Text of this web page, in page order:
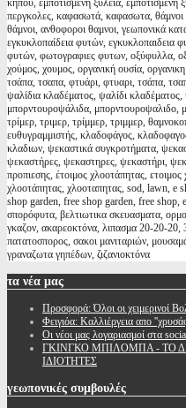
κήπου, εμποτισμένη ξυλεία, εμποτισμενη
περγκολες, καφασωτά, καφασωτα, θάμνοι
θάμνοι, ανθοφοροι θαμνοι, γεωπονικά
εγκυκλοπαίδεια φυτών,
φυτών, φωτογραφιες φυτων, οξύφυλλα,
χούμος, χουμος, οργανική ουσία,
τσάπα, τσαπα, φτυάρι, φτυαρι, τσάπα,
ψαλίδια κλαδέματος, ψαλίδι
μπορντουροψάλιδα, μπορντουροψαλιδο,
τρίμερ, τριμερ, τρίμμερ, τριμμερ,
ευθυγραμμιστής, κλαδοφάγος,
κλαδιων, ψεκαστικά συγκροτήματα,
ψεκαστήρες, ψεκαστηρες, ψεκαστήρι,
προπιεσης, έτοιμος χλοοτάπητας,
χλοοτάπητας, χλοοταπητας, sod, lawn, e
shop garden, free shop garden, free shop,
σπορόφυτα, βελτιωτικα σκευασματα,
γκαζον, ακαρεοκτόνα, λιπασμα 20-20-20,
πατατοσπορος, σακοι μανιταριών,
γραναζωτα γηπέδων, ζιζανιοκτόνα
τα νέα μας
Προσφορά: Όλοι οι χειμερινοί
Φειγιόα: Καλλιέργεια απο
Oι νέοι μας λογαριασμοί στα
ΓΚΙΝΓΚΟ ΜΠΙΛΟΜΠΑ - ΤΟ
ΙΔΙΟΤΗΤΕΣ
γεωπονικές συμβουλές